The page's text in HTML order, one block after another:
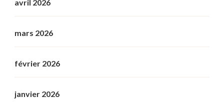
avril 2026
mars 2026
février 2026
janvier 2026